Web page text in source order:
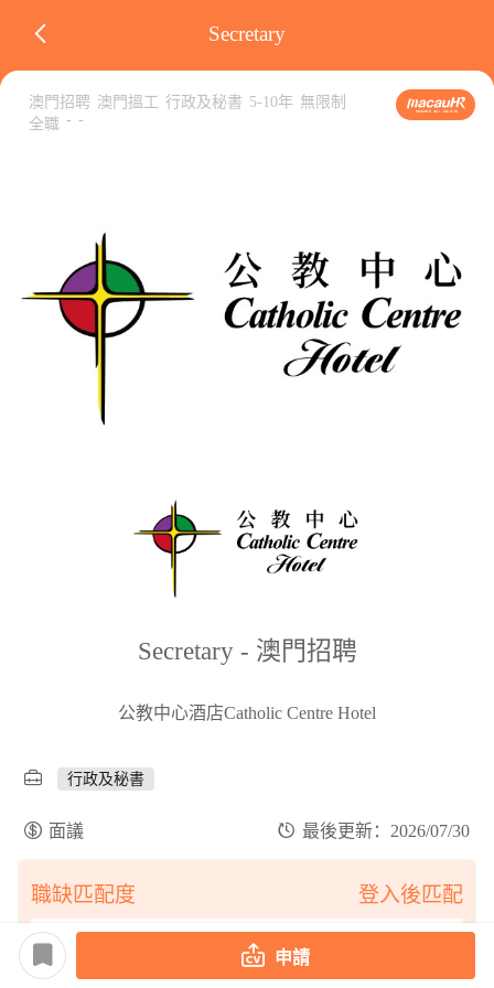
Secretary
澳門招聘 澳門搵工 行政及秘書 5-10年 無限制
全職 - -
Secretary - 澳門招聘
公教中心酒店Catholic Centre Hotel
行政及秘書
面議 最後更新：2026/07/30
職缺匹配度 登入後匹配
申請